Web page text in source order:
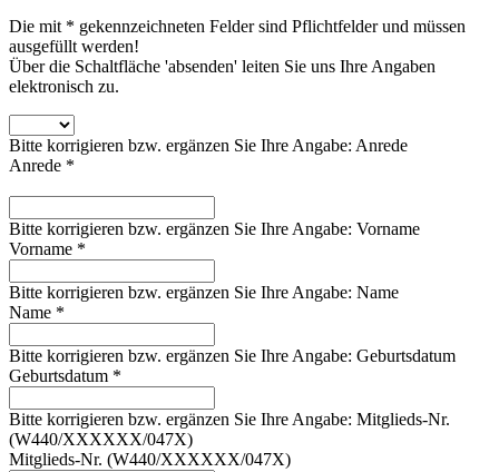
Die mit * gekennzeichneten Felder sind Pflichtfelder und müssen
ausgefüllt werden!
Über die Schaltfläche 'absenden' leiten Sie uns Ihre Angaben
elektronisch zu.
Bitte korrigieren bzw. ergänzen Sie Ihre Angabe: Anrede
Anrede *
Bitte korrigieren bzw. ergänzen Sie Ihre Angabe: Vorname
Vorname *
Bitte korrigieren bzw. ergänzen Sie Ihre Angabe: Name
Name *
Bitte korrigieren bzw. ergänzen Sie Ihre Angabe: Geburtsdatum
Geburtsdatum *
Bitte korrigieren bzw. ergänzen Sie Ihre Angabe: Mitglieds-Nr.
(W440/XXXXXX/047X)
Mitglieds-Nr. (W440/XXXXXX/047X)